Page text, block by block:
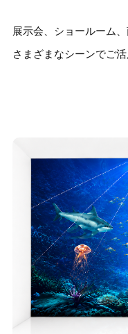
展示会、ショールーム
さまざまなシーンでご活